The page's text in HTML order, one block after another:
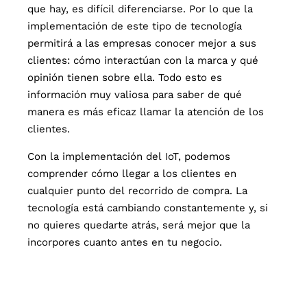
que hay, es difícil diferenciarse. Por lo que la
implementación de este tipo de tecnología
permitirá a las empresas conocer mejor a sus
clientes: cómo interactúan con la marca y qué
opinión tienen sobre ella. Todo esto es
información muy valiosa para saber de qué
manera es más eficaz llamar la atención de los
clientes.
Con la implementación del IoT, podemos
comprender cómo llegar a los clientes en
cualquier punto del recorrido de compra. La
tecnología está cambiando constantemente y, si
no quieres quedarte atrás, será mejor que la
incorpores cuanto antes en tu negocio.